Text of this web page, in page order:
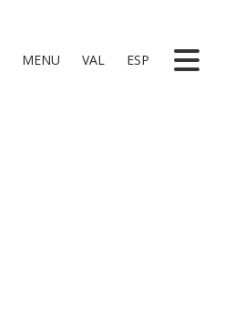
MENU VAL ESP